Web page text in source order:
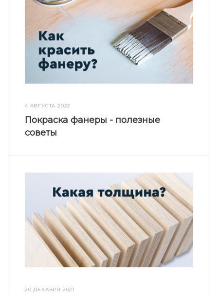
4 АВГУСТА 2022
Покраска фанеры - полезные
советы
20 ДЕКАБРЯ 2021